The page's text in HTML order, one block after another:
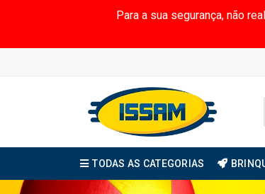
Para a sua segurança, não
TODAS AS CATEGORIAS